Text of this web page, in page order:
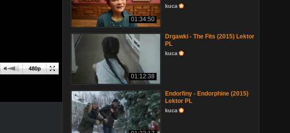
480p
01:34:50
kuca
01:12:38
Drgawki - The Fits (2015) Lektor
PL
kuca
Endorfiny - Endorphine (2015)
Lektor PL
kuca